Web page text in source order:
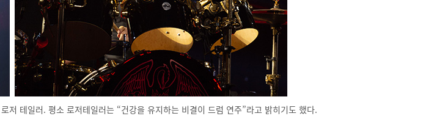
저 테일러. 평소 로저테일러는 “건강을 유지하는 비결이 드럼 연주”라고 밝히기도 했다.